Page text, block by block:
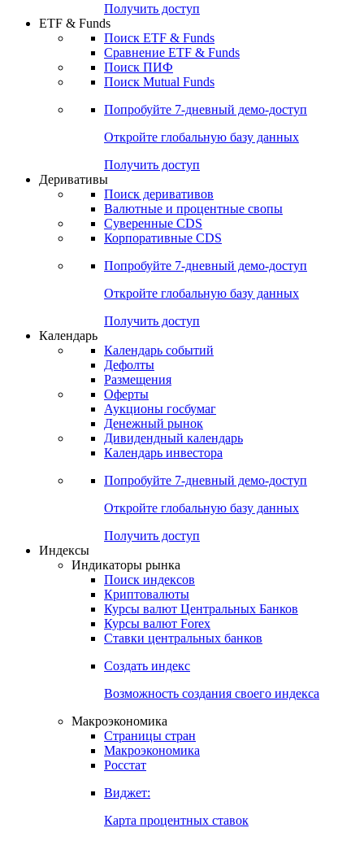
Получить доступ
ETF & Funds
Поиск ETF & Funds
Сравнение ETF & Funds
Поиск ПИФ
Поиск Mutual Funds
Попробуйте 7-дневный демо-доступ
Откройте глобальную базу данных
Получить доступ
Деривативы
Поиск деривативов
Валютные и процентные свопы
Суверенные CDS
Корпоративные CDS
Попробуйте 7-дневный демо-доступ
Откройте глобальную базу данных
Получить доступ
Календарь
Календарь событий
Дефолты
Размещения
Оферты
Аукционы госбумаг
Денежный рынок
Дивидендный календарь
Календарь инвестора
Попробуйте 7-дневный демо-доступ
Откройте глобальную базу данных
Получить доступ
Индексы
Индикаторы рынка
Поиск индексов
Криптовалюты
Курсы валют Центральных Банков
Курсы валют Forex
Ставки центральных банков
Создать индекс
Возможность создания своего индекса
Макроэкономика
Страницы стран
Макроэкономика
Росстат
Виджет:
Карта процентных ставок